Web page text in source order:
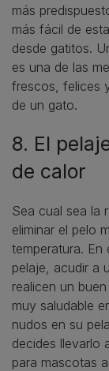
más
más fácil de
desde gatitos.
es una de las
frescos, felices
de un gato.
8. El
de calor
Sea cual sea la
eliminar el pelo
temperatura. En
pelaje, acudir a
realicen un
muy saludable
nudos en su
decides llevarlo
para mascotas